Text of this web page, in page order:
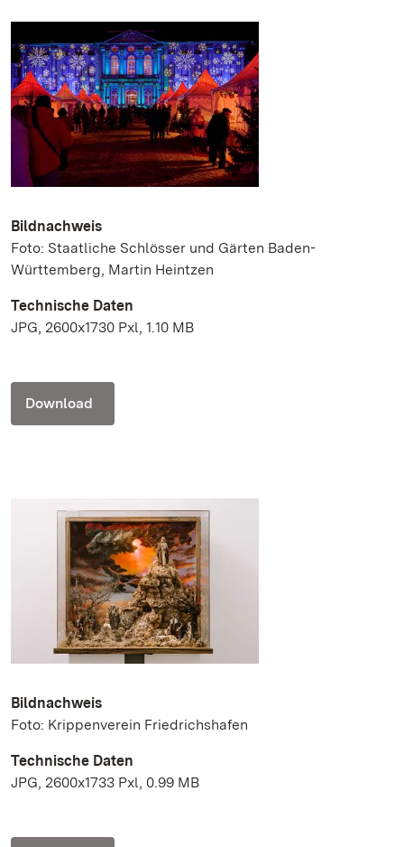
Bildnachweis
Foto: Staatliche Schlösser und Gärten Baden-
Württemberg, Martin Heintzen
Technische Daten
JPG, 2600x1730 Pxl, 1.10 MB
Download
Bildnachweis
Foto: Krippenverein Friedrichshafen
Technische Daten
JPG, 2600x1733 Pxl, 0.99 MB